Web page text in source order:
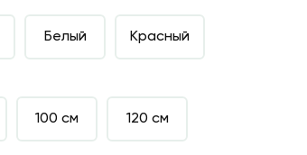
Белый Красный
100 см 120 см